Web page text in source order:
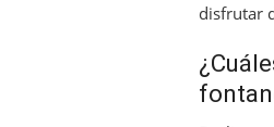
disfrutar